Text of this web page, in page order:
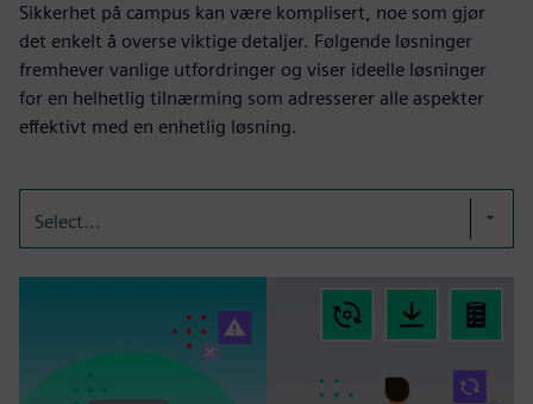
Sikkerhet på campus kan være komplisert, noe som gjør
det enkelt å overse viktige detaljer. Følgende løsninger
fremhever vanlige utfordringer og viser ideelle løsninger
for en helhetlig tilnærming som adresserer alle aspekter
effektivt med en enhetlig løsning.
Select...